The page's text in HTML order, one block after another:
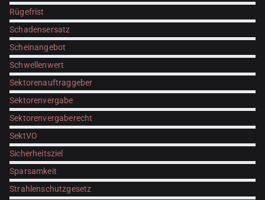
Rügefrist
Schadensersatz
Scheinangebot
Schwellenwert
Sektorenauftraggeber
Sektorenvergabe
Sektorenvergaberecht
SektVO
Sicherheitsziel
Sparsamkeit
Strahlenschutzgesetz